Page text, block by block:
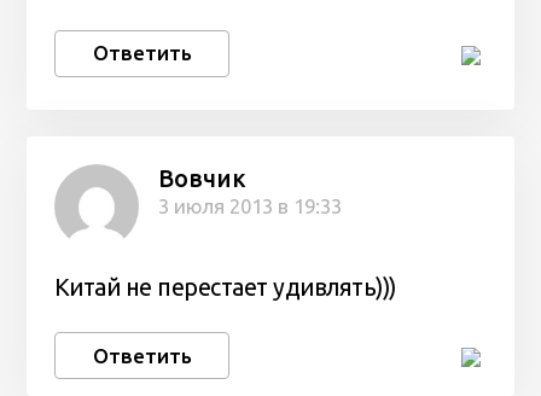
Ответить
Вовчик
3 июля 2013 в 19:33
Китай не перестает удивлять)))
Ответить